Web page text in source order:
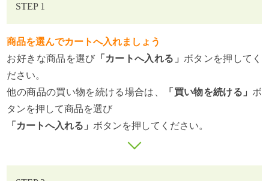
STEP 1
商品を選んでカートへ入れましょう
お好きな商品を選び 「カートへ入れる」 ボタンを押してく
ださい。
他の商品の買い物を続ける場合は、
「買い物を続ける」 ボ
タンを押して商品を選び
「カートへ入れる」 ボタンを押してください。